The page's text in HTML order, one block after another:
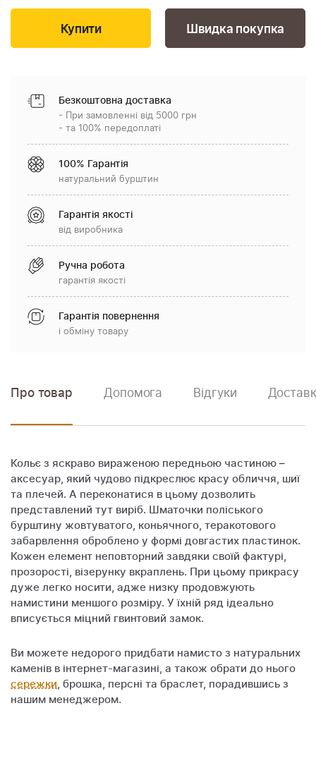
Швидка покупка
Безкоштовна доставка
- При замовленні від 5000 грн
- та 100% передоплаті
100% Гарантія
натуральний бурштин
Гарантія якості
від виробника
Ручна робота
гарантія якості
Гарантія повернення
і обміну товару
Про товар Допомога Відгуки
Кольє з яскраво вираженою передньою частиною –
аксесуар, який чудово підкреслює красу обличчя, шиї
та плечей. А переконатися в цьому дозволить
представлений тут виріб. Шматочки поліського
бурштину жовтуватого, коньячного, теракотового
забарвлення оброблено у формі довгастих пластинок.
Кожен елемент неповторний завдяки своїй фактурі,
прозорості, візерунку вкраплень. При цьому прикрасу
дуже легко носити, адже низку продовжують
намистини меншого розміру. У їхній ряд ідеально
вписується міцний гвинтовий замок.
Ви можете недорого придбати намисто з натуральних
каменів в інтернет-магазині, а також обрати до нього
сережки, брошка, персні та браслет, порадившись з
нашим менеджером.